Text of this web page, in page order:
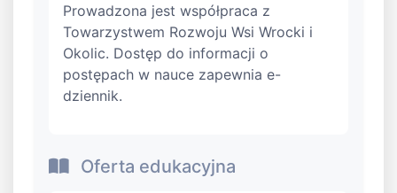
Prowadzona jest współpraca z
Towarzystwem Rozwoju Wsi Wrocki i
Okolic. Dostęp do informacji o
postępach w nauce zapewnia e-
dziennik.
Oferta edukacyjna